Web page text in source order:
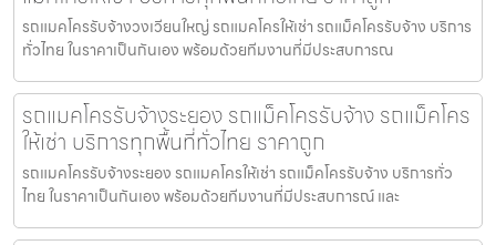
รถแมคโครรับจ้างวงเวียนใหญ่ รถแมคโครให้เช่า รถแม็คโครรับจ้าง บริการ
ทั่วไทย ในราคาเป็นกันเอง พร้อมด้วยทีมงานที่มีประสบการณ
รถแมคโครรับจ้างระยอง รถแม็คโครรับจ้าง รถแม็คโคร
ให้เช่า บริการทุกพื้นที่ทั่วไทย ราคาถูก
รถแมคโครรับจ้างระยอง รถแมคโครให้เช่า รถแม็คโครรับจ้าง บริการทั่ว
ไทย ในราคาเป็นกันเอง พร้อมด้วยทีมงานที่มีประสบการณ์ และ